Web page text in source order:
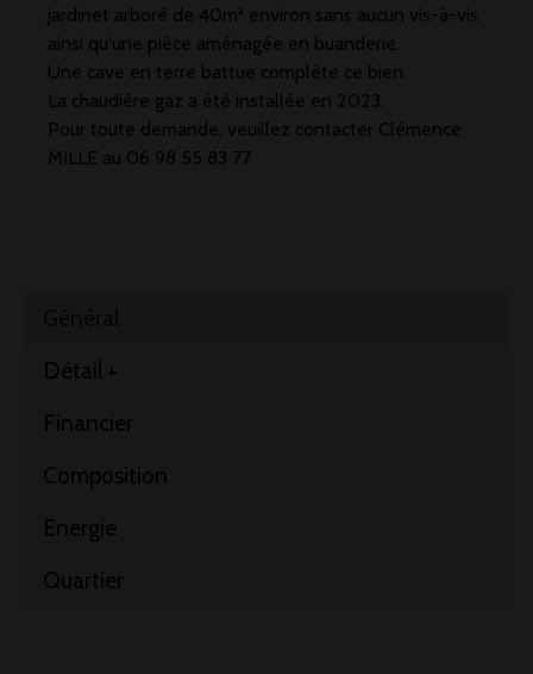
jardinet arboré de 40m² environ sans aucun vis-à-vis
ainsi qu'une pièce aménagée en buanderie.
Une cave en terre battue complète ce bien.
La chaudière gaz a été installée en 2023.
Pour toute demande, veuillez contacter Clémence
MILLE au 06 98 55 83 77
Détail +
Financier
Composition
Energie
Quartier